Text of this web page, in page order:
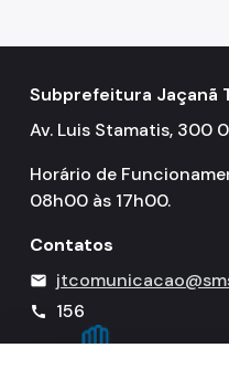
Subprefeitura Jaçanã
Av. Luis Stamatis, 300
Horário de
08h00 às 17h00.
Contatos
mail
call 156